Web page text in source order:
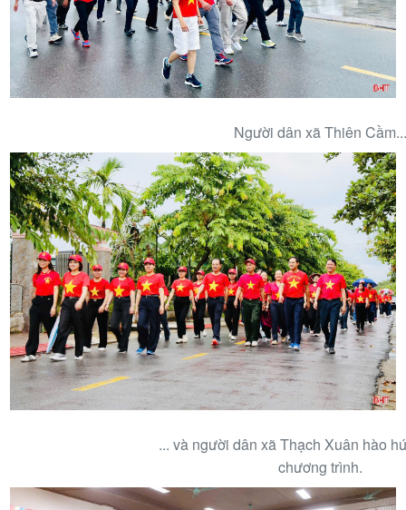
Người dân xã Thiên
... và người dân xã Thạch Xuân hào
chương trình.